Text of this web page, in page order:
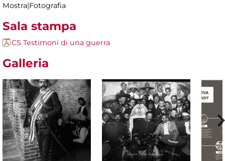
Mostra|Fotografia
Sala stampa
CS Testimoni di una guerra
Galleria